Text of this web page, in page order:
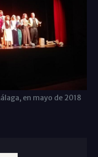
en mayo de 2018